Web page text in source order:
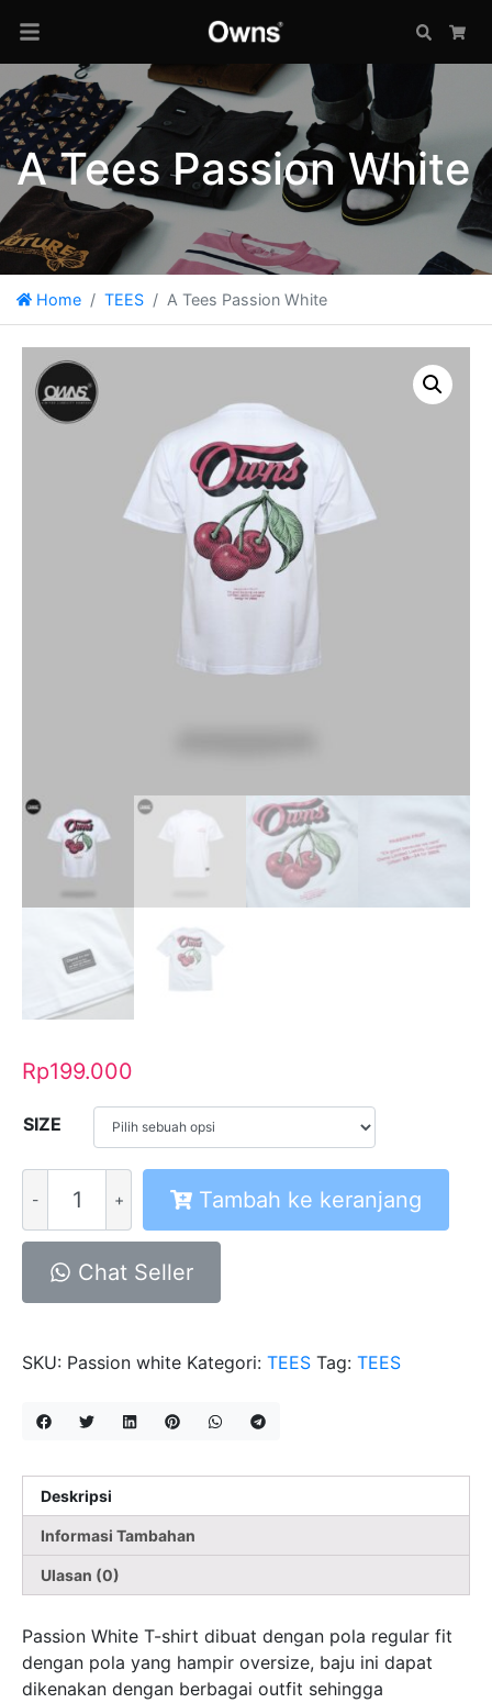
Search
A Tees Passion White
Home TEES A Tees Passion White
Rp199.000
SIZE
Tees
Passion
White
Tambah ke keranjang
Chat Seller
SKU: Passion white Kategori: TEES Tag: TEES
Deskripsi
Informasi Tambahan
Ulasan (0)
Passion White T-shirt dibuat dengan pola regular fit
dengan pola yang hampir oversize, baju ini dapat
dikenakan dengan berbagai outfit sehingga